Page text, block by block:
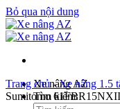
Bỏ qua nội dung
Xe nâng AZ
Tìm kiếm:
Trang chủ-Xe nâng 1.5
Sumitomo 61FBR15NXII